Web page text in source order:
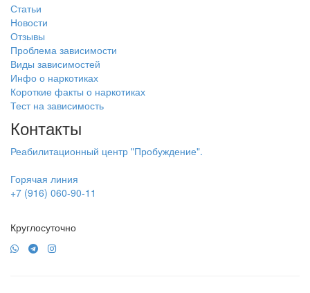
Статьи
Новости
Отзывы
Проблема зависимости
Виды зависимостей
Инфо о наркотиках
Короткие факты о наркотиках
Тест на зависимость
Контакты
Реабилитационный центр "Пробуждение".
Горячая линия
+7 (916) 060-90-11
Круглосуточно